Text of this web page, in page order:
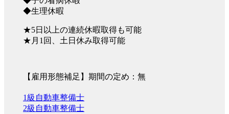
◆生理休暇
★5日以上の連続休暇取得も可能
★月1回、土日休み取得可能
【雇用形態補足】期間の定め：無
1級自動車整備士
2級自動車整備士